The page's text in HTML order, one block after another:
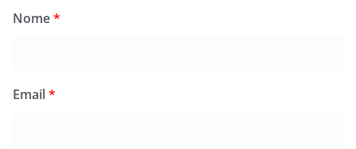
Nome*
Email*